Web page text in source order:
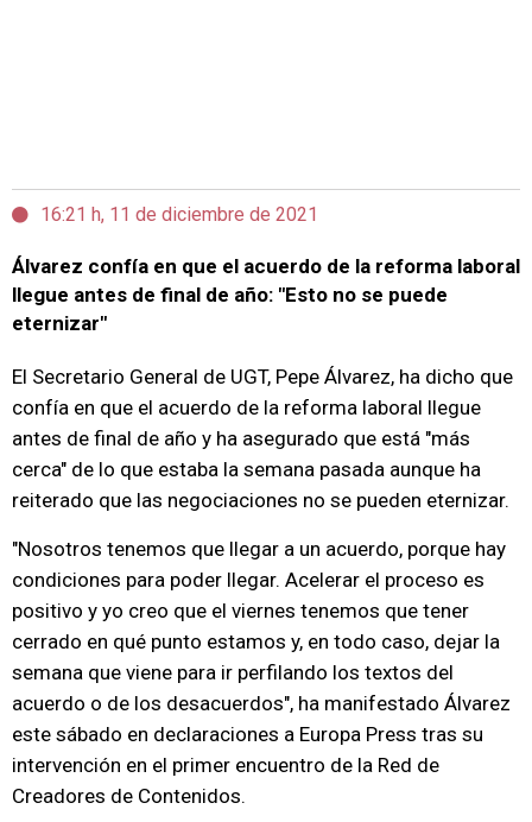
16:21 h, 11 de diciembre de 2021
Álvarez confía en que el acuerdo de la reforma laboral
llegue antes de final de año: "Esto no se puede
eternizar"
El Secretario General de UGT, Pepe Álvarez, ha dicho que
confía en que el acuerdo de la reforma laboral llegue
antes de final de año y ha asegurado que está "más
cerca" de lo que estaba la semana pasada aunque ha
reiterado que las negociaciones no se pueden eternizar.
"Nosotros tenemos que llegar a un acuerdo, porque hay
condiciones para poder llegar. Acelerar el proceso es
positivo y yo creo que el viernes tenemos que tener
cerrado en qué punto estamos y, en todo caso, dejar la
semana que viene para ir perfilando los textos del
acuerdo o de los desacuerdos", ha manifestado Álvarez
este sábado en declaraciones a Europa Press tras su
intervención en el primer encuentro de la Red de
Creadores de Contenidos.